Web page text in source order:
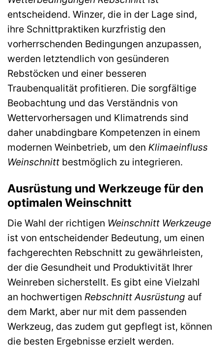
entscheidend. Winzer, die in der Lage sind,
ihre Schnittpraktiken kurzfristig den
vorherrschenden Bedingungen anzupassen,
werden letztendlich von gesünderen
Rebstöcken und einer besseren
Traubenqualität profitieren. Die sorgfältige
Beobachtung und das Verständnis von
Wettervorhersagen und Klimatrends sind
daher unabdingbare Kompetenzen in einem
modernen Weinbetrieb, um den Klimaeinfluss
Weinschnitt bestmöglich zu integrieren.
Ausrüstung und Werkzeuge für den
optimalen Weinschnitt
Die Wahl der richtigen Weinschnitt Werkzeuge
ist von entscheidender Bedeutung, um einen
fachgerechten Rebschnitt zu gewährleisten,
der die Gesundheit und Produktivität Ihrer
Weinreben sicherstellt. Es gibt eine Vielzahl
an hochwertigen Rebschnitt Ausrüstung auf
dem Markt, aber nur mit dem passenden
Werkzeug, das zudem gut gepflegt ist, können
die besten Ergebnisse erzielt werden.